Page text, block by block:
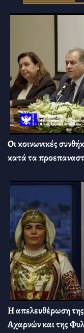
Οι κοινωνικές
κατά τα
Η απελευθέρωση
Αχαρνών και της